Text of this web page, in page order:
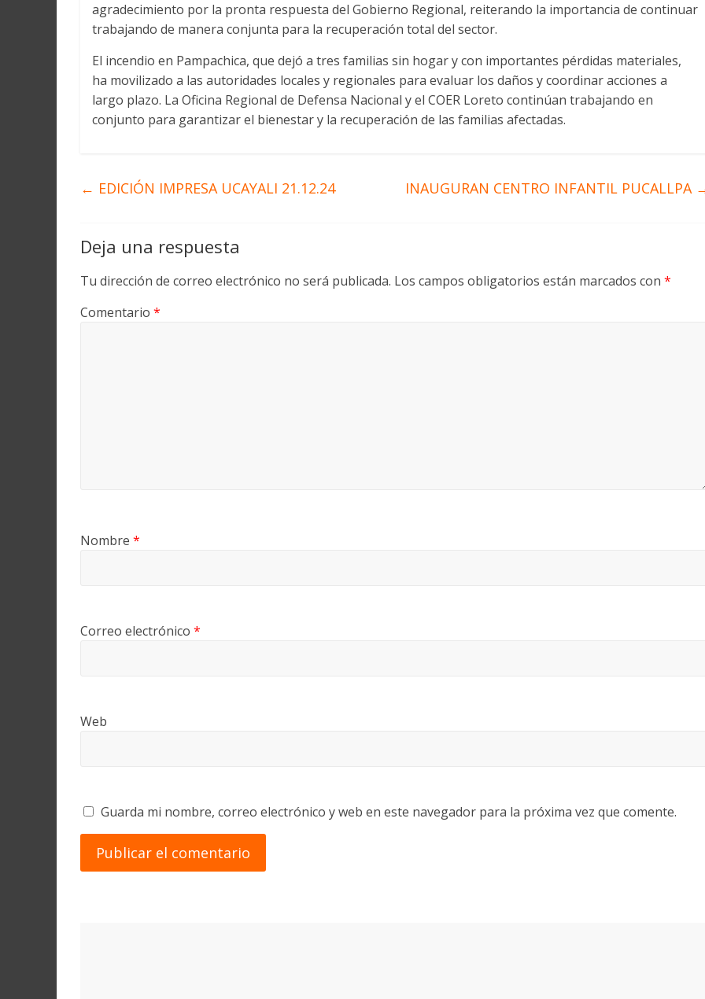
agradecimiento por la pronta respuesta del Gobierno Regional, reiterando la importancia de continuar
trabajando de manera conjunta para la recuperación total del sector.
El incendio en Pampachica, que dejó a tres familias sin hogar y con importantes pérdidas materiales,
ha movilizado a las autoridades locales y regionales para evaluar los daños y coordinar acciones a
largo plazo. La Oficina Regional de Defensa Nacional y el COER Loreto continúan trabajando en
conjunto para garantizar el bienestar y la recuperación de las familias afectadas.
← EDICIÓN IMPRESA UCAYALI 21.12.24 INAUGURAN CENTRO INFANTIL PUCALLPA
Deja una respuesta
Tu dirección de correo electrónico no será publicada. Los campos obligatorios están marcados con *
Comentario *
Nombre *
Correo electrónico *
Web
Guarda mi nombre, correo electrónico y web en este navegador para la próxima vez que comente.